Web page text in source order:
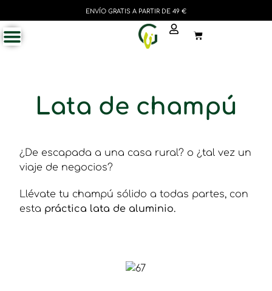
ENVÍO GRATIS A PARTIR DE 49 €
Lata de champú
¿De escapada a una casa rural? o ¿tal vez un
viaje de negocios?
Llévate tu champú sólido a todas partes, con
esta práctica lata de aluminio.